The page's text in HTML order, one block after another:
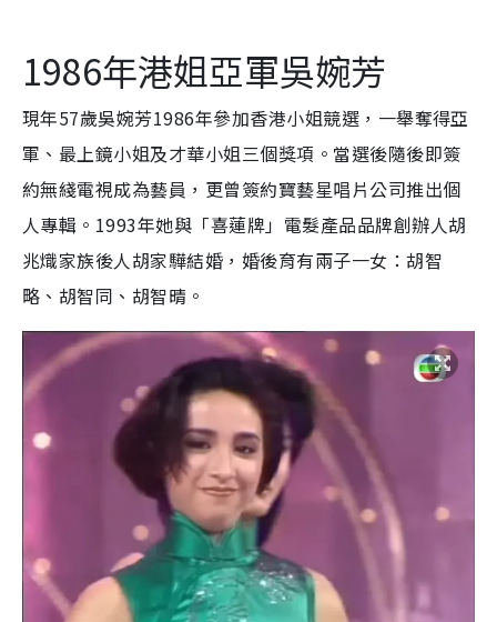
1986年港姐亞軍吳婉芳
現年57歲吳婉芳1986年參加香港小姐競選，一舉奪得亞
軍、最上鏡小姐及才華小姐三個獎項。當選後隨後即簽
約無綫電視成為藝員，更曾簽約寶藝星唱片公司推出個
人專輯。1993年她與「喜蓮牌」電髮產品品牌創辦人胡
兆熾家族後人胡家驊結婚，婚後育有兩子一女：胡智
略、胡智同、胡智晴。